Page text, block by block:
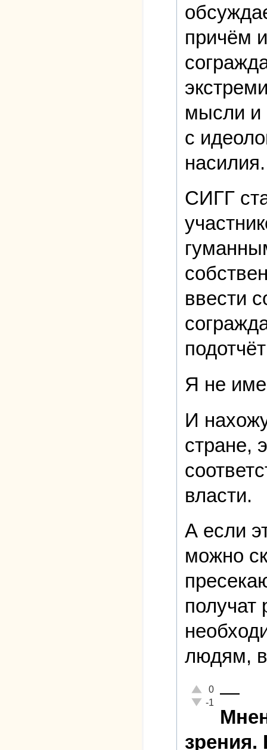
причём
мысли и
с
насилия.
СИГГ
ввести
Я не
И
стране,
власти.
А если
можно
получат
людям,
Отлично!
0
Неадекватно!
-1
—
зрения.